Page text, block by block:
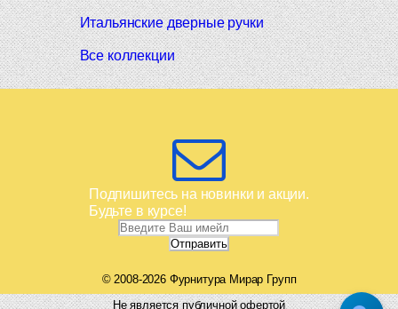
Итальянские дверные ручки
Все коллекции
Подпишитесь на новинки и акции.
Будьте в курсе!
© 2008-2026 Фурнитура Мирар Групп
Не является публичной офертой